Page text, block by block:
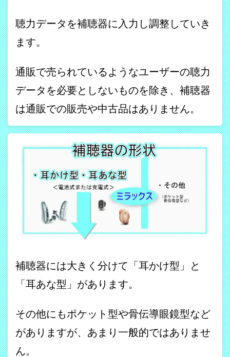
聴力データを補聴器に入力し調整していき
ます。
通販で売られているようなユーザーの聴力
データを必要としないものを除き、補聴器
は通販での販売や中古品はありません。
補聴器には大きく分けて「耳かけ型」と
「耳あな型」があります。
その他にもポケット型や骨伝導眼鏡型など
がありますが、あまり一般的ではありませ
ん。